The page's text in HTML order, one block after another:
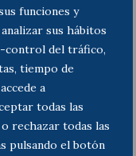
funciones y
sus hábitos
-control del tráfico,
tiempo de
a
todas las
rechazar todas las
pulsando el botón